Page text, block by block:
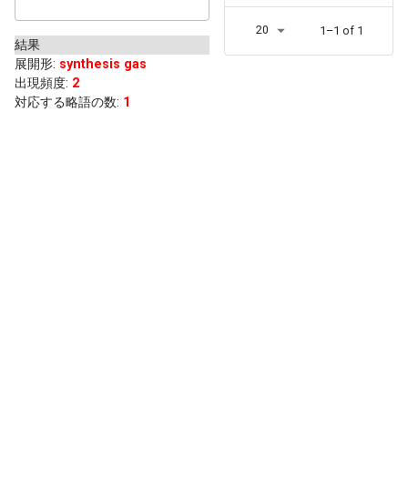
結果
展開形: synthesis gas
出現頻度: 2
対応する略語の数: 1
20 1–1 of 1